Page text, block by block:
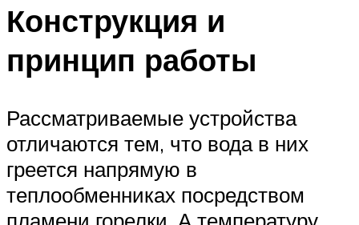
Конструкция и
принцип работы
Рассматриваемые устройства
отличаются тем, что вода в них
греется напрямую в
теплообменниках посредством